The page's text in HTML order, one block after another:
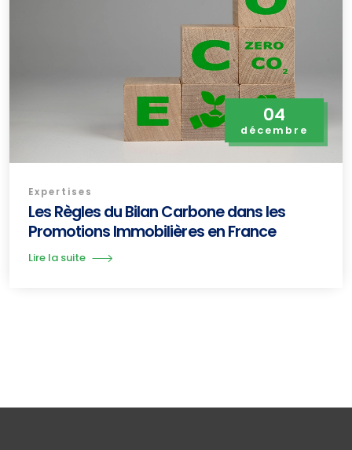
04
décembre
Expertises
Les Règles du Bilan Carbone dans les
Promotions Immobilières en France
Lire la suite